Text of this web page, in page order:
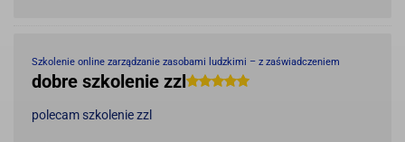
Szkolenie online zarządzanie zasobami ludzkimi – z zaświadczeniem
dobre szkolenie zzl
polecam szkolenie zzl